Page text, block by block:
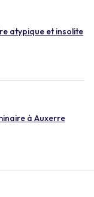
atypique et insolite
à Auxerre